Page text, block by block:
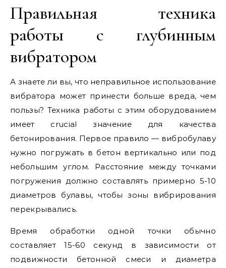
Правильная техника
работы с глубинным
вибратором
А знаете ли вы, что неправильное использование
вибратора может принести больше вреда, чем
пользы? Техника работы с этим оборудованием
имеет crucial значение для качества
бетонирования. Первое правило — вибробулаву
нужно погружать в бетон вертикально или под
небольшим углом. Расстояние между точками
погружения должно составлять примерно 5-10
диаметров булавы, чтобы зоны вибрирования
перекрывались.
Время обработки одной точки обычно
составляет 15-60 секунд в зависимости от
подвижности бетонной смеси и диаметра